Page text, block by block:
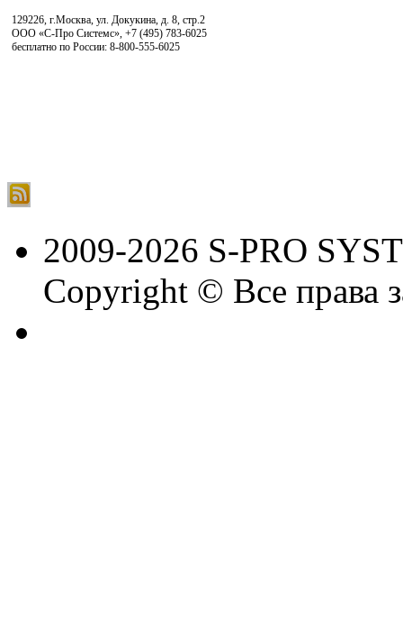
129226, г.Москва, ул. Докукина, д. 8, стр.2
ООО «С-Про Системс», +7 (495) 783-6025
бесплатно по России: 8-800-555-6025
2009-2026 S-PRO
Copyright © Все права